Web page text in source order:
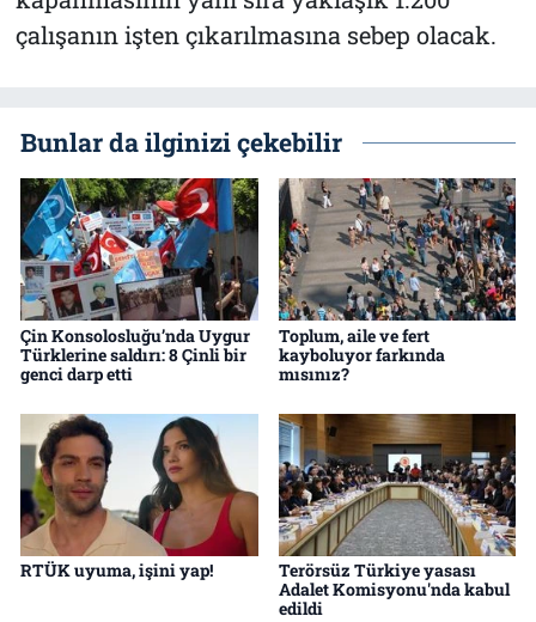
çalışanın işten çıkarılmasına sebep olacak.
Bunlar da ilginizi çekebilir
Çin Konsolosluğu’nda Uygur
Türklerine saldırı: 8 Çinli bir
genci darp etti
Toplum, aile ve fert
kayboluyor farkında
mısınız?
RTÜK uyuma, işini yap!
Terörsüz Türkiye yasası
Adalet Komisyonu'nda kabul
edildi